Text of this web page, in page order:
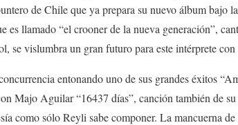
de Chile que ya prepara su nuevo álbum bajo
es llamado “el crooner de la nueva generación”,
se vislumbra un gran futuro para este intérprete
entonando uno de sus grandes éxitos
Majo Aguilar “16437 días”, canción también de
como sólo Reyli sabe componer. La mancuerna